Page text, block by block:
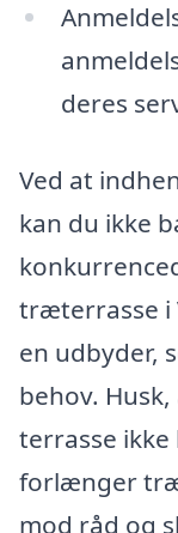
deres
Ved at
kan du ikke
træterrasse i
en udbyder,
behov.
terrasse ikke
forlænger
mod råd og